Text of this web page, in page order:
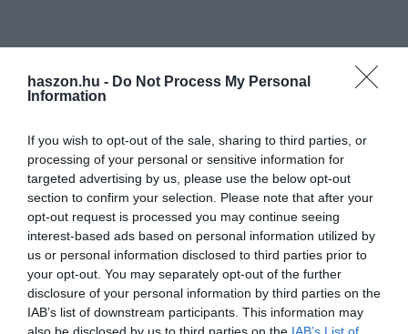
haszon.hu - Do Not Process My Personal
Information
If you wish to opt-out of the sale, sharing to third parties, or
processing of your personal or sensitive information for
targeted advertising by us, please use the below opt-out
section to confirm your selection. Please note that after your
opt-out request is processed you may continue seeing
interest-based ads based on personal information utilized by
us or personal information disclosed to third parties prior to
your opt-out. You may separately opt-out of the further
disclosure of your personal information by third parties on the
IAB’s list of downstream participants. This information may